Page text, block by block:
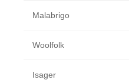
Malabrigo
Woolfolk
Isager